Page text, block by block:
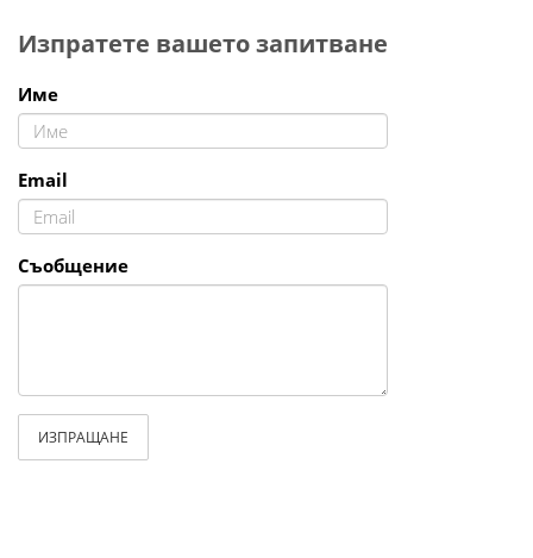
Изпратете вашето запитване
Име
Email
Съобщение
ИЗПРАЩАНЕ